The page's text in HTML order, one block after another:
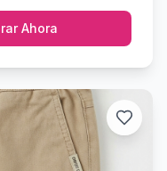
Ahora